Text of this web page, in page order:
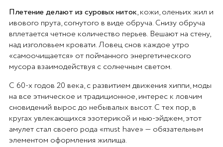
Плетение делают из суровых ниток, кожи, оленьих жил и
ивового прута, согнутого в виде обруча. Снизу обруча
вплетается четное количество перьев. Вешают на стену,
над изголовьем кровати. Ловец снов каждое утро
«самоочищается» от пойманного энергетического
мусора взаимодействуя с солнечным светом.
С 60-х годов 20 века, с развитием движения хиппи, моды
на все этническое и традиционное, интерес к ловчим
сновидений вырос до небывалых высот. С тех пор, в
кругах увлекающихся эзотерикой и нью-эйджем, этот
амулет стал своего рода «must have» — обязательным
элементом оформления жилища.